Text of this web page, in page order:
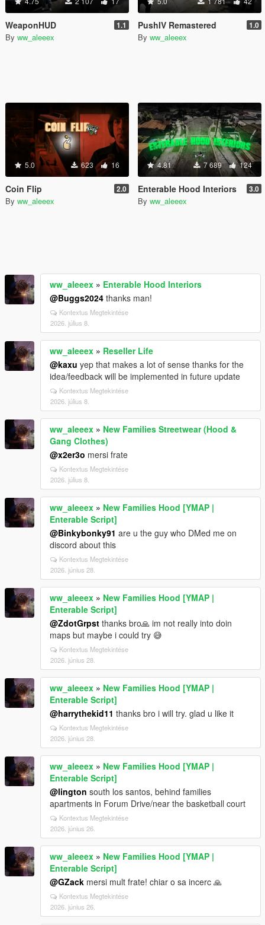
WeaponHUD 1.1
By ww_aleeex
PushIV Remastered 1.0
By ww_aleeex
5.0 623 16
Coin Flip 2.0
By ww_aleeex
4.81 7 689 124
Enterable Hood Interiors 3.0
By ww_aleeex
ww_aleeex » Enterable Hood Interiors
@Buggs2024 thanks man!
Kontextus Megtekintése
2026. július 8.
ww_aleeex » Reseller Life
@kaxu yep that makes a lot of sense thanks for the
idea/feedback will be implemented in future update
Kontextus Megtekintése
2026. július 8.
ww_aleeex » New Families Streetwear (Hood &
Gang Clothes)
@x2er3o mersi frate
Kontextus Megtekintése
2026. július 8.
ww_aleeex » New Families Hood [YMAP |
Enterable Script]
@Binkybonky91 are u the guy who DMed me on
discord about this
Kontextus Megtekintése
2026. június 28.
ww_aleeex » New Families Hood [YMAP |
Enterable Script]
@ZdotGrpst thanks bro🙏 im not really into doin
maps but maybe i could try 😅
Kontextus Megtekintése
2026. június 28.
ww_aleeex » New Families Hood [YMAP |
Enterable Script]
@harrythekid11 thanks bro i will try. glad u like it
Kontextus Megtekintése
2026. június 28.
ww_aleeex » New Families Hood [YMAP |
Enterable Script]
@lington south los santos, behind families
apartments in Forum Drive/near the basketball court
Kontextus Megtekintése
2026. június 26.
ww_aleeex » New Families Hood [YMAP |
Enterable Script]
@GZack mersi mult frate! chiar o sa incerc 🙏
Kontextus Megtekintése
2026. június 26.